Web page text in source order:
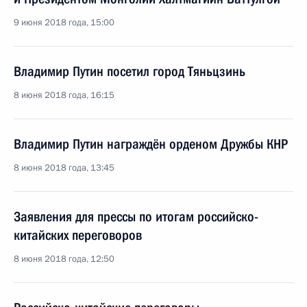
9 июня 2018 года, 15:00
Владимир Путин посетил город Тяньцзинь
8 июня 2018 года, 16:15
Владимир Путин награждён орденом Дружбы КНР
8 июня 2018 года, 13:45
Заявления для прессы по итогам российско-
китайских переговоров
8 июня 2018 года, 12:50